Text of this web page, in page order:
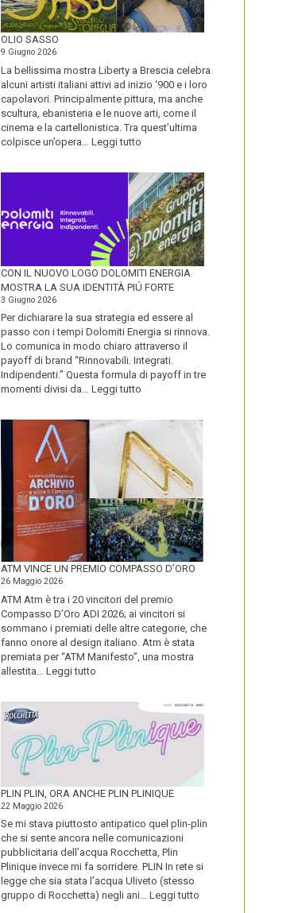
VISIONE
ALL’ORIGINE
DI
NOME
OLIO SASSO
9 Giugno 2026
La bellissima mostra Liberty a Brescia celebra
alcuni artisti italiani attivi ad inizio ‘900 e i loro
capolavori. Principalmente pittura, ma anche
scultura, ebanisteria e le nuove arti, come il
cinema e la cartellonistica. Tra quest’ultima
colpisce un’opera… Leggi tutto
CON IL NUOVO LOGO DOLOMITI ENERGIA
MOSTRA LA SUA IDENTITÀ PIÚ FORTE
3 Giugno 2026
Per dichiarare la sua strategia ed essere al
passo con i tempi Dolomiti Energia si rinnova.
Lo comunica in modo chiaro attraverso il
payoff di brand “Rinnovabili. Integrati.
Indipendenti.” Questa formula di payoff in tre
momenti divisi da… Leggi tutto
LOGO
DOLOMITI
ENERGIA
MOSTRA
LA
SUA
IDENTITÀ
PIÚ
FORTE
ATM VINCE UN PREMIO COMPASSO D’ORO
26 Maggio 2026
ATM Atm è tra i 20 vincitori del premio
Compasso D’Oro ADI 2026; ai vincitori si
sommano i premiati delle altre categorie, che
fanno onore al design italiano. Atm è stata
premiata per “ATM Manifesto”, una mostra
allestita… Leggi tutto
PREMIO
COMPASSO
D’ORO
PLIN PLIN, ORA ANCHE PLIN PLINIQUE
22 Maggio 2026
Se mi stava piuttosto antipatico quel plin-plin
che si sente ancora nelle comunicazioni
pubblicitaria dell’acqua Rocchetta, Plin
Plinique invece mi fa sorridere. PLIN In rete si
legge che sia stata l’acqua Uliveto (stesso
gruppo di Rocchetta) negli ani… Leggi tutto